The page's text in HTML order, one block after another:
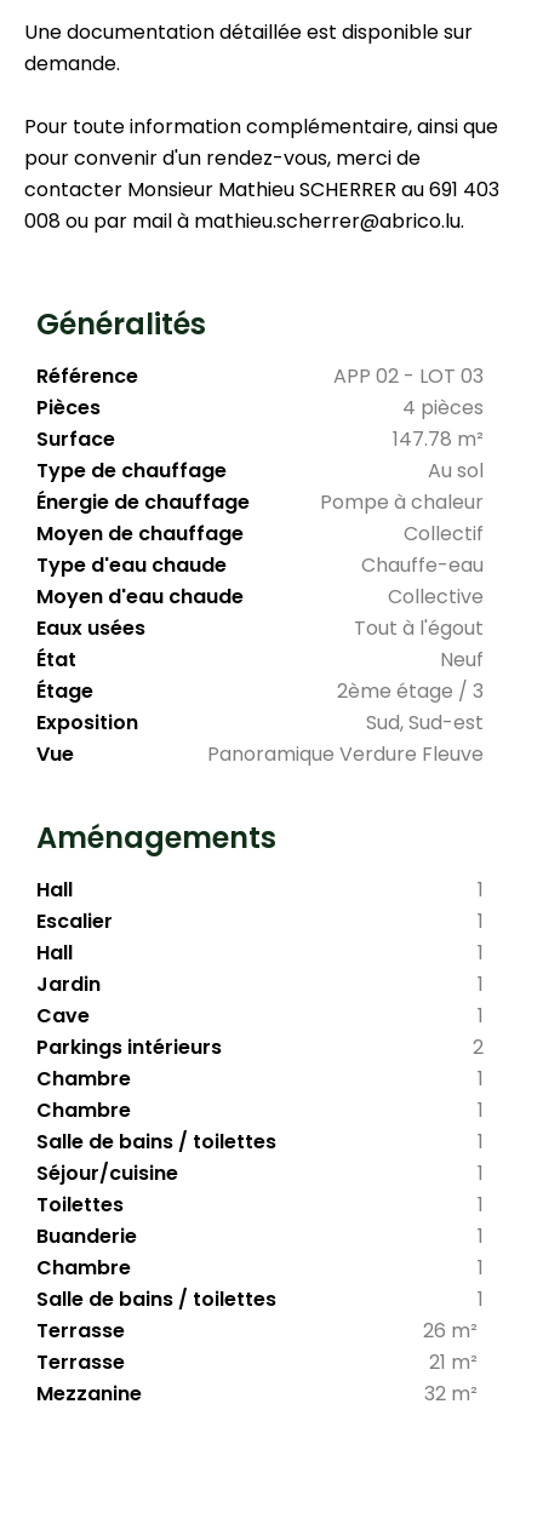
Une documentation détaillée est disponible sur
demande.
Pour toute information complémentaire, ainsi que
pour convenir d'un rendez-vous, merci de
contacter Monsieur Mathieu SCHERRER au 691 403
008 ou par mail à mathieu.scherrer@abrico.lu.
Généralités
Référence
APP 02 - LOT 03
Pièces
4 pièces
Surface
147.78 m²
Type de chauffage
Au sol
Énergie de chauffage
Pompe à chaleur
Moyen de chauffage
Collectif
Type d'eau chaude
Chauffe-eau
Moyen d'eau chaude
Collective
Eaux usées
Tout à l'égout
État
Neuf
Étage
2ème étage / 3
Exposition
Sud, Sud-est
Vue
Panoramique Verdure Fleuve
Aménagements
1
Hall
1
Escalier
1
Hall
1
Jardin
1
Cave
2
Parkings intérieurs
1
Chambre
1
Chambre
1
Salle de bains / toilettes
1
Séjour/cuisine
1
Toilettes
1
Buanderie
1
Chambre
1
Salle de bains / toilettes
Terrasse
26 m²
Terrasse
21 m²
Mezzanine
32 m²